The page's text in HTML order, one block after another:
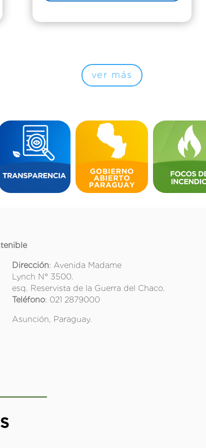
ver más
Dirección: Avenida Madame
Lynch N° 3500.
esq. Reservista de la Guerra del Chaco.
Teléfono: 021 2879000
Asunción, Paraguay.